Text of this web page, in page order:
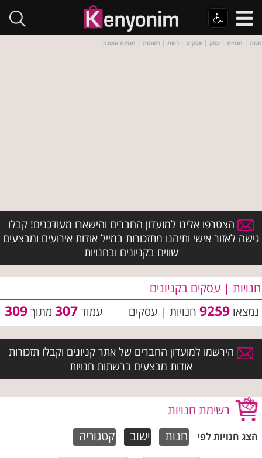
חנות | חנויות | עסק | עסקים | רשת | רשתות | חנויות אופנה
הצטרפו אלינו למועדון החברים והישארו מעודכנים! קבלו
גישה לאזור אישי ותיהנו מתזכורות במייל אודות אירועים ומבצעים
שווים בקניונים ובחנויות
חנויות | עסקים בקניונים
עמוד307 מתוך309 נמצאו 9259 חנויות | עסקים
הירשמו למועדון החברים של אתר קניונים וקבלו תזכורות
אודות מבצעים ברשתות חנויות
רשימת חנויות
הצג חנויות לפי חנות ישוב קטגוריה